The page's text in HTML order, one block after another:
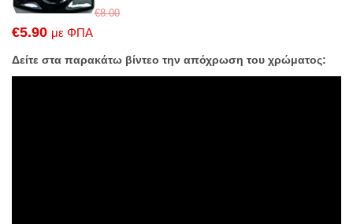
€8.00
Original
price
was:
€5.90Η
τρέχουσα
τιμή
με ΦΠΑ
Δείτε στα παρακάτω βίντεο την απόχρωση του χρώματος: